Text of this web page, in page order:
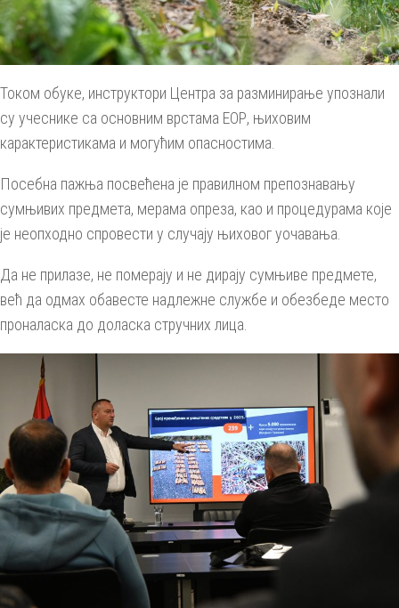
Током обуке, инструктори Центра за разминирање упознали
су учеснике са основним врстама ЕОР, њиховим
карактеристикама и могућим опасностима.
Посебна пажња посвећена је правилном препознавању
сумњивих предмета, мерама опреза, као и процедурама које
је неопходно спровести у случају њиховог уочавања.
Да не прилазе, не померају и не дирају сумњиве предмете,
већ да одмах обавесте надлежне службе и обезбеде место
проналаска до доласка стручних лица.